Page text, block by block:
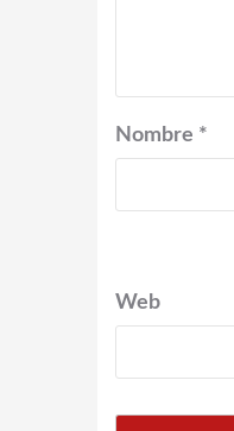
Nombre *
Web